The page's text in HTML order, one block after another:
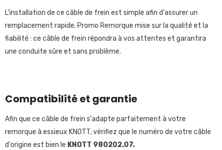
L'installation de ce câble de frein est simple afin d'assurer un
remplacement rapide. Promo Remorque mise sur la qualité et la
fiabilité : ce câble de frein répondra à vos attentes et garantira
une conduite sûre et sans problème.
Compatibilité et garantie
Afin que ce câble de frein s'adapte parfaitement à votre
remorque à essieux KNOTT, vérifiez que le numéro de votre câble
d'origine est bien le KNOTT 980202.07.